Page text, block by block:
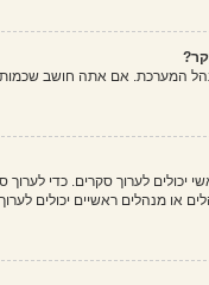
המערכת. אם אתה חושב
יכולים לערוך סקרים. כדי
או מנהלים ראשיים יכולים